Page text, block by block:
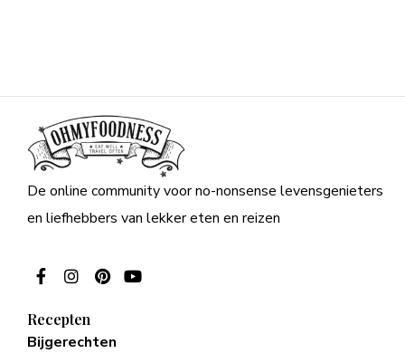
De online community voor no-nonsense levensgenieters
en liefhebbers van lekker eten en reizen
Recepten
Bijgerechten